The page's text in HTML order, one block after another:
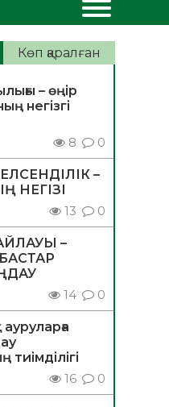
Көп қаралған
– өңір
негізгі
8 0
–
НЕГІЗІ
13 0
–
14 0
16 0